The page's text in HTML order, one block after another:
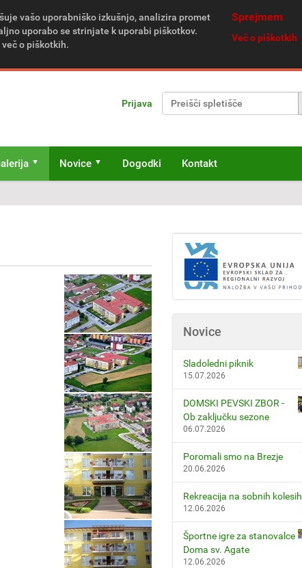
vašo uporabniško izkušnjo, analizira promet
uporabo se strinjate k uporabi piškotkov.
o piškotkih.
Sprejmem
Več o piškotkih
Prijava
Novice Dogodki Kontakt
Novice
Sladoledni piknik
15.07.2026
DOMSKI PEVSKI ZBOR -
Ob zaključku sezone
06.07.2026
Poromali smo na Brezje
20.06.2026
Rekreacija na sobnih kolesih
12.06.2026
Športne igre za stanovalce
Doma sv. Agate
12.06.2026